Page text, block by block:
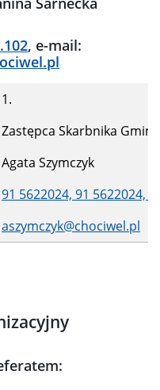
, e-mail:
1.
Zastępca Skarbnika Gminy
Agata Szymczyk
91 5622024, 91 5622024,
aszymczyk@chociwel.pl